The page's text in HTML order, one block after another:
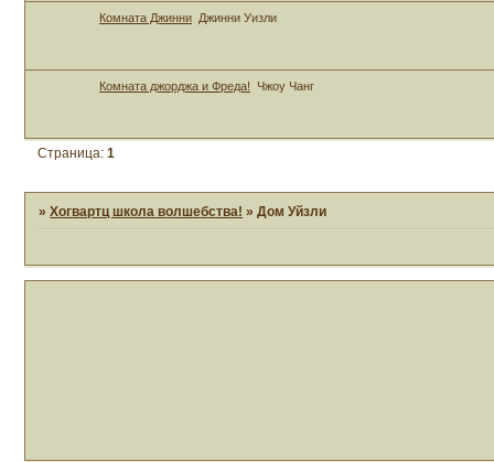
Комната Джинни Джинни Уизли
Комната джорджа и Фреда! Чжоу Чанг
Страница:1
»Хогвартц школа волшебства! »Дом Уйзли